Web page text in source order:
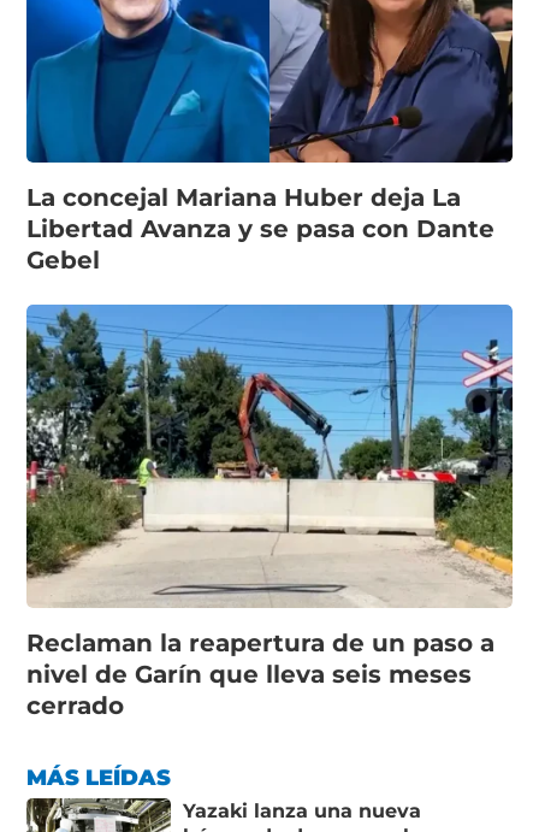
La concejal Mariana Huber deja La
Libertad Avanza y se pasa con Dante
Gebel
Reclaman la reapertura de un paso a
nivel de Garín que lleva seis meses
cerrado
MÁS LEÍDAS
Yazaki lanza una nueva